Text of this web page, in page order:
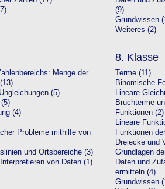
(9)
Grundwissen
Weiteres (2)
Menge der
(5)
(4)
Probleme mithilfe von
und Ortsbereiche (3)
von Daten (1)
8. Klasse
Terme (11)
Binomische
Lineare
Bruchterme
Funktionen (2)
Lineare
Funktionen
Dreiecke und
Grundlagen
Daten und
ermitteln (4)
Grundwissen